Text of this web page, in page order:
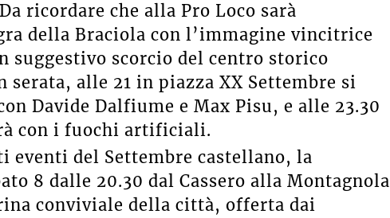
ricordare che alla Pro Loco sarà
della Braciola con l’immagine vincitrice
suggestivo scorcio del centro storico
serata, alle 21 in piazza XX Settembre si
Davide Dalfiume e Max Pisu, e alle 23.30
con i fuochi artificiali.
eventi del Settembre castellano, la
8 dalle 20.30 dal Cassero alla Montagnola
conviviale della città, offerta dai